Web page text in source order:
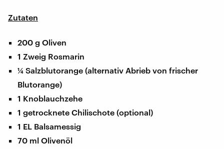
Zutaten
200 g Oliven
1 Zweig Rosmarin
¼ Salzblutorange (alternativ Abrieb von frischer
Blutorange)
1 Knoblauchzehe
1 getrocknete Chilischote (optional)
1 EL Balsamessig
70 ml Olivenöl